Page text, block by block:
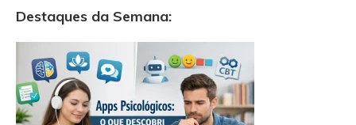
Destaques da Semana: